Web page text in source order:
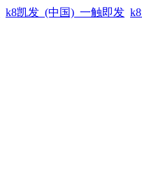
k8凯发_(中国)_一触即发